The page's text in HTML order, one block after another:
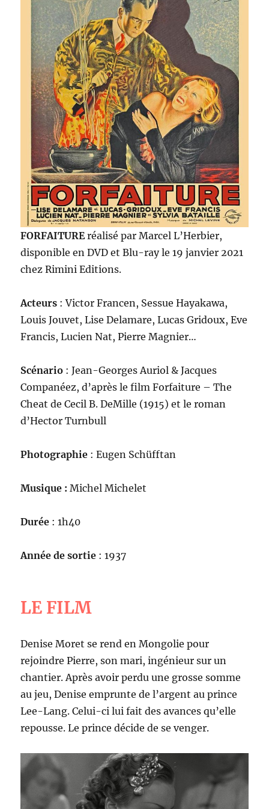
FORFAITUREréalisé par Marcel L’Herbier,
disponible en DVD et Blu-ray le 19 janvier 2021
chez Rimini Editions.
Acteurs : Victor Francen, Sessue Hayakawa,
Louis Jouvet, Lise Delamare, Lucas Gridoux, Eve
Francis, Lucien Nat, Pierre Magnier…
Scénario : Jean-Georges Auriol & Jacques
Companéez, d’après le film Forfaiture – The
Cheat de Cecil B. DeMille (1915) et le roman
d’Hector Turnbull
Photographie : Eugen Schüfftan
Musique : Michel Michelet
Durée : 1h40
Année de sortie : 1937
LE FILM
Denise Moret se rend en Mongolie pour
rejoindre Pierre, son mari, ingénieur sur un
chantier. Après avoir perdu une grosse somme
au jeu, Denise emprunte de l’argent au prince
Lee-Lang. Celui-ci lui fait des avances qu’elle
repousse. Le prince décide de se venger.